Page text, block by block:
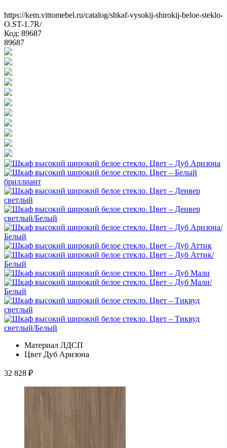
https://kem.vittomebel.ru/catalog/shkaf-vysokij-shirokij-beloe-steklo-
O.ST-1.7R/
Код: 89687
89687
Материал ЛДСП
Цвет Дуб Аризона
32 828 ₽